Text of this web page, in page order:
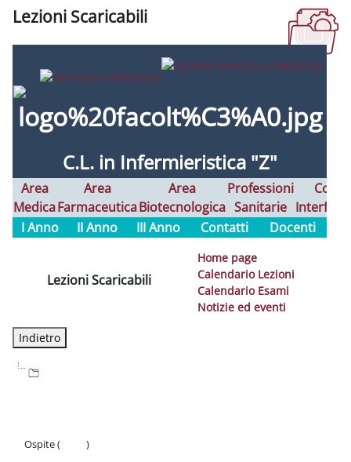
Lezioni Scaricabili
C.L. in Infermieristica "Z"
Area
Medica
Area
Farmaceutica
Area
Biotecnologica
Professioni
Sanitarie
Corsi
I Anno
II Anno III Anno Contatti Docenti
Lezioni Scaricabili
Home page
Calendario Lezioni
Calendario Esami
Notizie ed eventi
Ospite (
)